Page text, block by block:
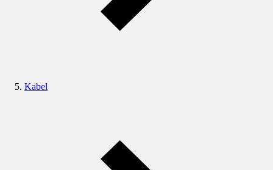
Kabel